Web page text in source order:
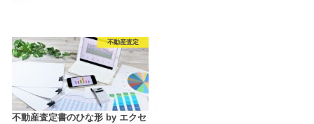
不動産査定
不動産査定書のひな形 by エクセ